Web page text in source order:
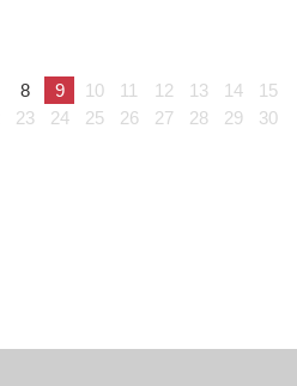
8 9 10 11 12 13 14
15
23 24 25 26 27 28 29
30